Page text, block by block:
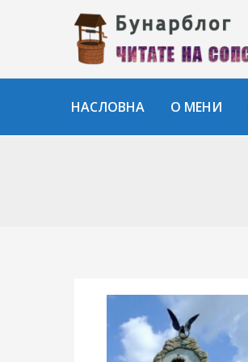
НАСЛОВНА О МЕНИ